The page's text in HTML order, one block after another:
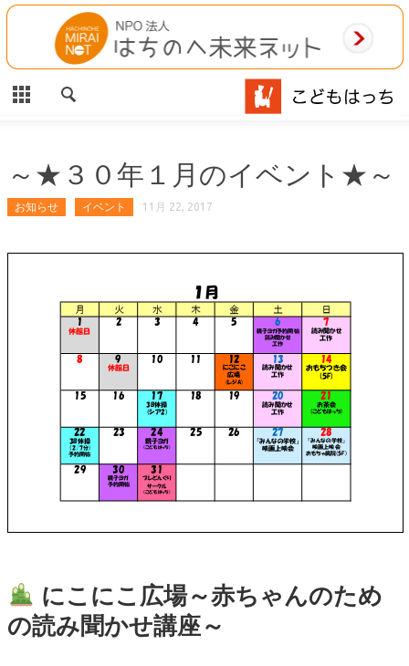
CLOSE
HOME
相談事業
運営団体
～★３０年１月のイベント★～
お知らせ イベント 11月 22, 2017
にこにこ広場～赤ちゃんのため
の読み聞かせ講座～